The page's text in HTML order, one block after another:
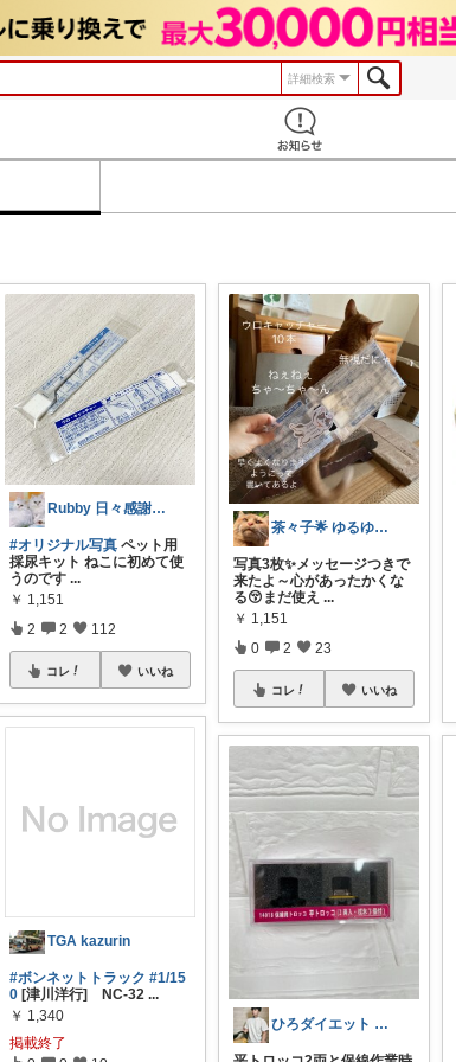
詳細検索
Rubby 日々感謝です✨
#オリジナル写真 ペット用
採尿キット ねこに初めて使
うのです ...
￥ 1,151
2 2 112
コレ いいね
TGA kazurin
#ボンネットトラック #1/15
0 [津川洋行] NC-32 ...
￥ 1,340
掲載終了
茶々子🌟 ゆるゆる🙏感謝😽✨
写真3枚✨メッセージつきで
来たよ～心があったかくな
る😚まだ使え ...
￥ 1,151
0 2 23
コレ いいね
ひろダイエット インスタ5万人🥰